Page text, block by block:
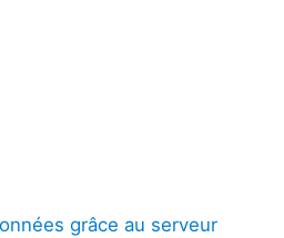
grâce au serveur